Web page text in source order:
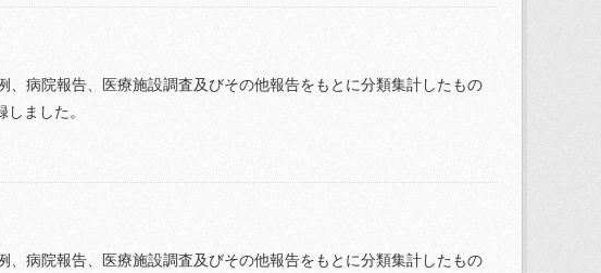
病院報告、医療施設調査及びその他報告をもとに分類集計したもの
ました。
病院報告、医療施設調査及びその他報告をもとに分類集計したもの